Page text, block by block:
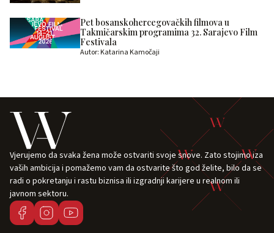
Pet bosanskohercegovačkih filmova u
Takmičarskim programima 32. Sarajevo Film
Festivala
Autor: Katarina Kamočaji
Vjerujemo da svaka žena može ostvariti svoje snove. Zato stojimo iza
vaših ambicija i pomažemo vam da ostvarite što god želite, bilo da se
radi o pokretanju i rastu biznisa ili izgradnji karijere u realnom ili
javnom sektoru.